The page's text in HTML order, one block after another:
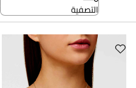
التصفية